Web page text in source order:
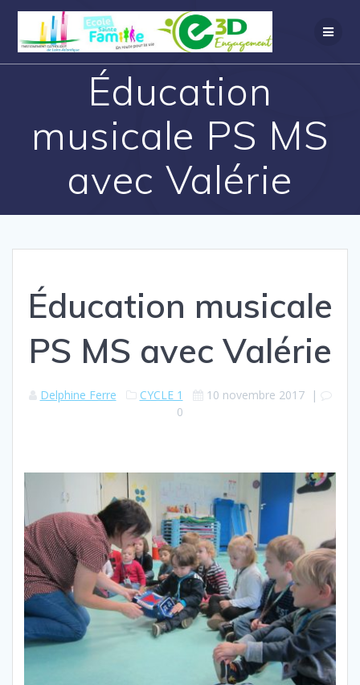
Éducation
musicale PS MS
avec Valérie
Éducation musicale
PS MS avec Valérie
Delphine Ferre CYCLE 1 10 novembre 2017|
0